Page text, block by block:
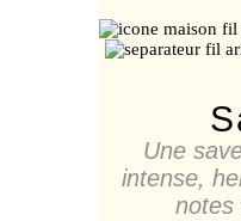
Une
intense,
notes